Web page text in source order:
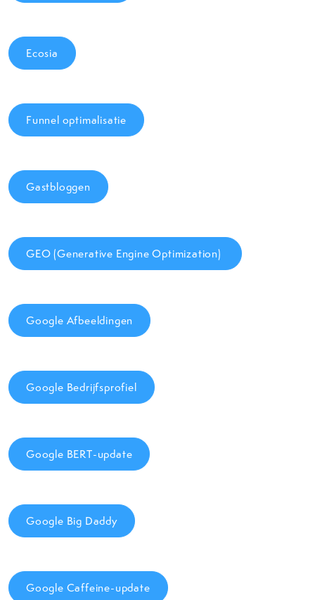
Ecosia
Funnel optimalisatie
Gastbloggen
GEO (Generative Engine Optimization)
Google Afbeeldingen
Google Bedrijfsprofiel
Google BERT-update
Google Big Daddy
Google Caffeine-update